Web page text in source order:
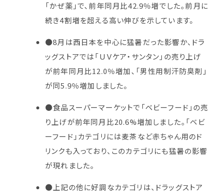
「かぜ薬」で、前年同月比42.9％増でした。前月に
続き4割増を超える高い伸びを示しています。
●8月は西日本を中心に猛暑だった影響か、ドラ
ッグストアでは「ＵＶケア・サンタン」の売り上げ
が前年同月比12.0％増加、「男性用制汗防臭剤」
が同5.9％増加しました。
●食品スーパーマーケットで「ベビーフード」の売
り上げが前年同月比20.6%増加しました。「ベビ
ーフード」カテゴリには麦茶など赤ちゃん用のド
リンクも入っており、このカテゴリにも猛暑の影響
が現れました。
●上記の他に好調なカテゴリは、ドラッグストア